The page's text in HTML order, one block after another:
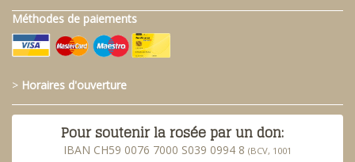
Méthodes de paiements
> Horaires d'ouverture
Pour soutenir la rosée par un don:
IBAN CH59 0076 7000 S039 0994 8 (BCV, 1001